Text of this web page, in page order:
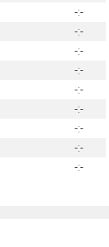
-:-
-:-
-:-
-:-
-:-
-:-
-:-
-:-
-:-